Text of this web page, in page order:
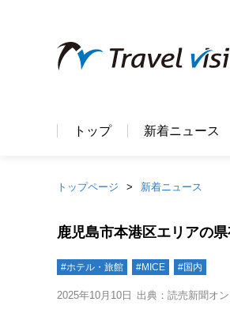
トップ 新着ニュース
トップページ 新着ニュース
鹿児島市本港区エリアの
#ホテル・旅館 #MICE #国内
2025年10月10日 出典：読売新聞オ